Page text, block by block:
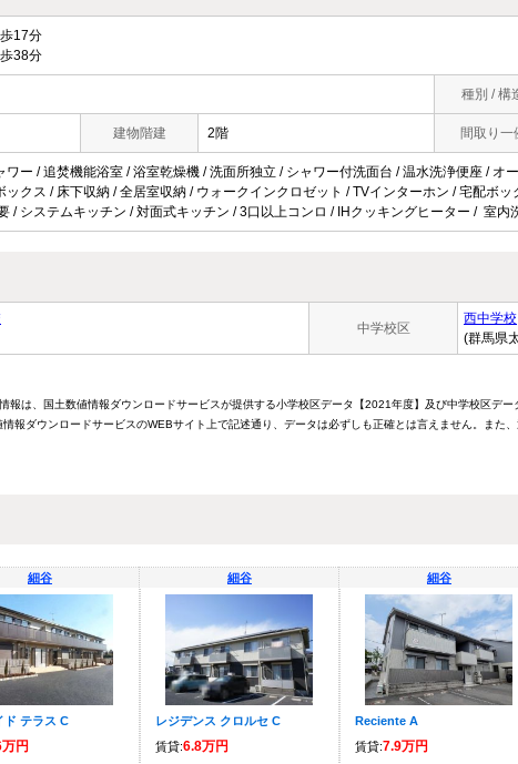
17分
38分
種別 / 構
建物階建 2階 間取り一
ワー / 追焚機能浴室 / 浴室乾燥機 / 洗面所独立 / シャワー付洗面台 / 温水洗浄便座 / オ
ックス / 床下収納 / 全居室収納 / ウォークインクロゼット / TVインターホン / 宅配ボ
/ システムキッチン / 対面式キッチン / 3口以上コンロ / IHクッキングヒーター / 室内
中学校区
西中学校
(群馬県
報は、国土数値情報ダウンロードサービスが提供する小学校区データ【2021年度】及び中学校区デ
報ダウンロードサービスのWEBサイト上で記述通り、データは必ずしも正確とは言えません。また
細谷
ド テラス C
円
細谷
レジデンス クロルセ C
賃貸:6.8万円
細谷
Reciente A
賃貸:7.9万円